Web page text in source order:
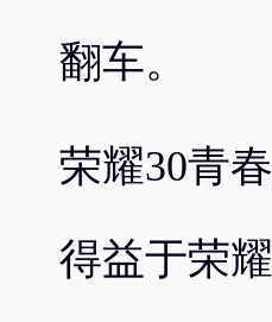
翻车。
荣耀30青
得益于荣